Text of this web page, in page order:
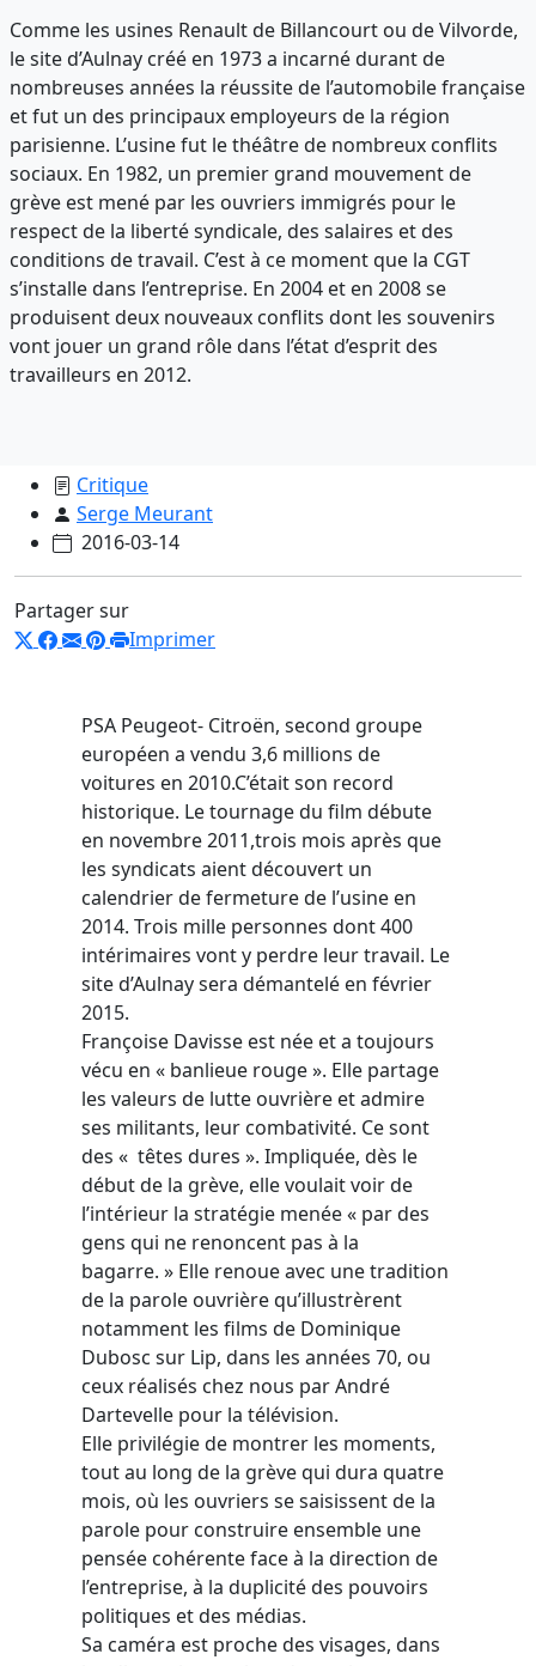
Comme les usines Renault de Billancourt ou de Vilvorde,
le site d’Aulnay créé en 1973 a incarné durant de
nombreuses années la réussite de l’automobile française
et fut un des principaux employeurs de la région
parisienne. L’usine fut le théâtre de nombreux conflits
sociaux. En 1982, un premier grand mouvement de
grève est mené par les ouvriers immigrés pour le
respect de la liberté syndicale, des salaires et des
conditions de travail. C’est à ce moment que la CGT
s’installe dans l’entreprise. En 2004 et en 2008 se
produisent deux nouveaux conflits dont les souvenirs
vont jouer un grand rôle dans l’état d’esprit des
travailleurs en 2012.
Critique
Serge Meurant
2016-03-14
Partager sur
Imprimer
PSA Peugeot- Citroën, second groupe
européen a vendu 3,6 millions de
voitures en 2010.C’était son record
historique. Le tournage du film débute
en novembre 2011,trois mois après que
les syndicats aient découvert un
calendrier de fermeture de l’usine en
2014. Trois mille personnes dont 400
intérimaires vont y perdre leur travail. Le
site d’Aulnay sera démantelé en février
2015.
Françoise Davisse est née et a toujours
vécu en « banlieue rouge ». Elle partage
les valeurs de lutte ouvrière et admire
ses militants, leur combativité. Ce sont
des « têtes dures ». Impliquée, dès le
début de la grève, elle voulait voir de
l’intérieur la stratégie menée « par des
gens qui ne renoncent pas à la
bagarre. » Elle renoue avec une tradition
de la parole ouvrière qu’illustrèrent
notamment les films de Dominique
Dubosc sur Lip, dans les années 70, ou
ceux réalisés chez nous par André
Dartevelle pour la télévision.
Elle privilégie de montrer les moments,
tout au long de la grève qui dura quatre
mois, où les ouvriers se saisissent de la
parole pour construire ensemble une
pensée cohérente face à la direction de
l’entreprise, à la duplicité des pouvoirs
politiques et des médias.
Sa caméra est proche des visages, dans